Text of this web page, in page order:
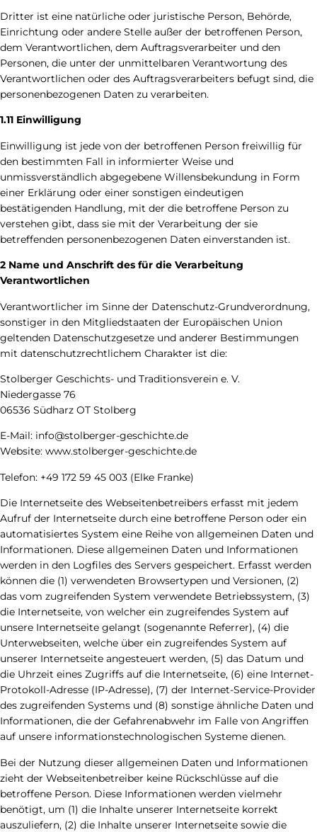
Dritter ist eine natürliche oder juristische Person, Behörde,
Einrichtung oder andere Stelle außer der betroffenen Person,
dem Verantwortlichen, dem Auftragsverarbeiter und den
Personen, die unter der unmittelbaren Verantwortung des
Verantwortlichen oder des Auftragsverarbeiters befugt sind, die
personenbezogenen Daten zu verarbeiten.
1.11 Einwilligung
Einwilligung ist jede von der betroffenen Person freiwillig für
den bestimmten Fall in informierter Weise und
unmissverständlich abgegebene Willensbekundung in Form
einer Erklärung oder einer sonstigen eindeutigen
bestätigenden Handlung, mit der die betroffene Person zu
verstehen gibt, dass sie mit der Verarbeitung der sie
betreffenden personenbezogenen Daten einverstanden ist.
2 Name und Anschrift des für die Verarbeitung
Verantwortlichen
Verantwortlicher im Sinne der Datenschutz-Grundverordnung,
sonstiger in den Mitgliedstaaten der Europäischen Union
geltenden Datenschutzgesetze und anderer Bestimmungen
mit datenschutzrechtlichem Charakter ist die:
Stolberger Geschichts- und Traditionsverein e. V.
Niedergasse 76
06536 Südharz OT Stolberg
E-Mail: info@stolberger-geschichte.de
Website: www.stolberger-geschichte.de
Telefon: +49 172 59 45 003 (Elke Franke)
Die Internetseite des Webseitenbetreibers erfasst mit jedem
Aufruf der Internetseite durch eine betroffene Person oder ein
automatisiertes System eine Reihe von allgemeinen Daten und
Informationen. Diese allgemeinen Daten und Informationen
werden in den Logfiles des Servers gespeichert. Erfasst werden
können die (1) verwendeten Browsertypen und Versionen, (2)
das vom zugreifenden System verwendete Betriebssystem, (3)
die Internetseite, von welcher ein zugreifendes System auf
unsere Internetseite gelangt (sogenannte Referrer), (4) die
Unterwebseiten, welche über ein zugreifendes System auf
unserer Internetseite angesteuert werden, (5) das Datum und
die Uhrzeit eines Zugriffs auf die Internetseite, (6) eine Internet-
Protokoll-Adresse (IP-Adresse), (7) der Internet-Service-Provider
des zugreifenden Systems und (8) sonstige ähnliche Daten und
Informationen, die der Gefahrenabwehr im Falle von Angriffen
auf unsere informationstechnologischen Systeme dienen.
Bei der Nutzung dieser allgemeinen Daten und Informationen
zieht der Webseitenbetreiber keine Rückschlüsse auf die
betroffene Person. Diese Informationen werden vielmehr
benötigt, um (1) die Inhalte unserer Internetseite korrekt
auszuliefern, (2) die Inhalte unserer Internetseite sowie die